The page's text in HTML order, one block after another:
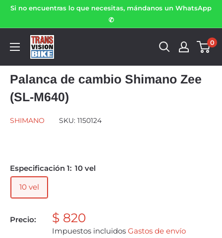
Si no encuentras lo que necesitas, mándanos un WhatsApp
✆
0
Palanca de cambio Shimano Zee
(SL-M640)
SHIMANO SKU: 1150124
Especificación 1: 10 vel
10 vel
Precio: $ 820
Impuestos incluidos Gastos de envío